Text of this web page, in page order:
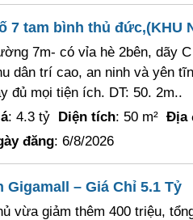
7 tam bình thủ đức,(KHU
7m- có vỉa hè 2bên, dãy
dân trí cao, an ninh và yên
đủ mọi tiện ích. DT: 50. 2m..
: 4.3 tỷ Diện tích: 50 m² Địa
đăng: 6/8/2026
Gigamall – Giá Chỉ 5.1 Tỷ
vừa giảm thêm 400 triệu,